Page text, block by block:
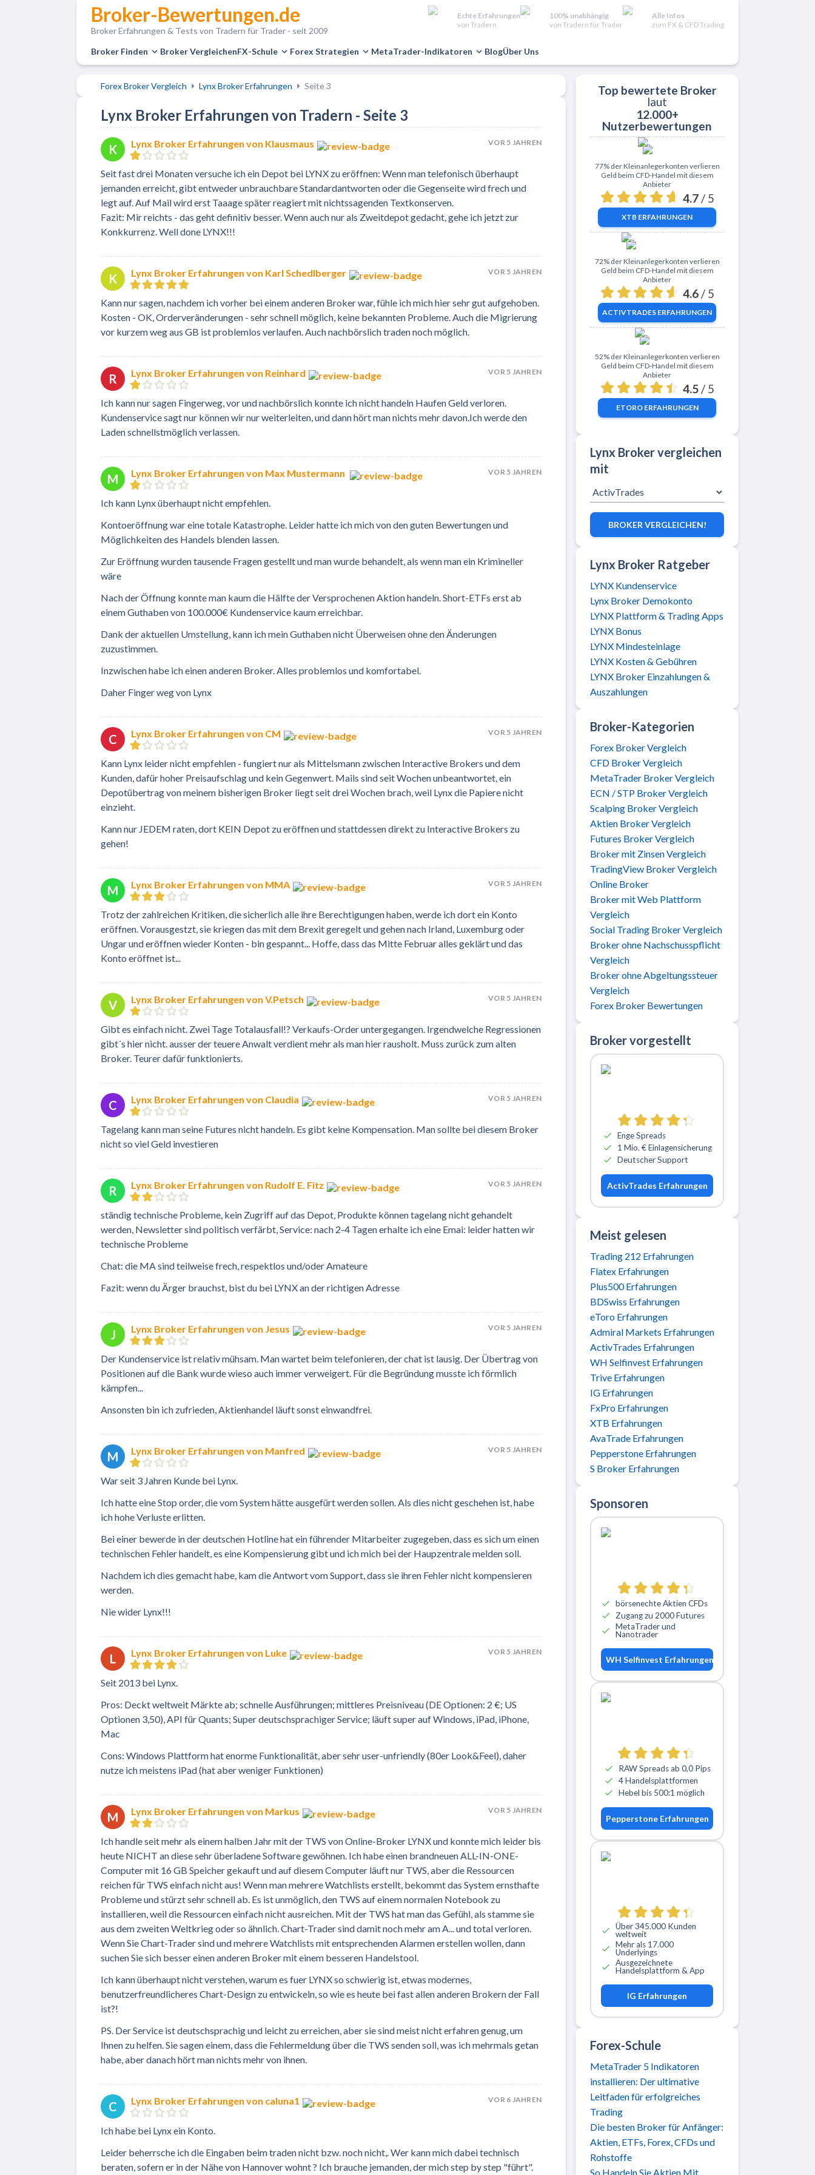
Broker-Bewertungen.de
Broker Erfahrungen & Tests von Tradern für Trader - seit 2009
Echte Erfahrungen
von Tradern
100% unabhängig
von Tradern für Trader
Alle Infos
zum FX & CFD Trading
Broker Finden Broker VergleichenFX-Schule Forex Strategien MetaTrader-Indikatoren BlogÜber Uns
Forex Broker Vergleich Lynx Broker Erfahrungen Seite 3
Lynx Broker Erfahrungen von Tradern - Seite 3
K Lynx Broker Erfahrungen von Klausmaus VOR 5 JAHREN
Seit fast drei Monaten versuche ich ein Depot bei LYNX zu eröffnen: Wenn man telefonisch überhaupt
jemanden erreicht, gibt entweder unbrauchbare Standardantworten oder die Gegenseite wird frech und
legt auf. Auf Mail wird erst Taaage später reagiert mit nichtssagenden Textkonserven.
Fazit: Mir reichts - das geht definitiv besser. Wenn auch nur als Zweitdepot gedacht, gehe ich jetzt zur
Konkkurrenz. Well done LYNX!!!
K Lynx Broker Erfahrungen von Karl Schedlberger VOR 5 JAHREN
Kann nur sagen, nachdem ich vorher bei einem anderen Broker war, fühle ich mich hier sehr gut aufgehoben.
Kosten - OK, Orderveränderungen - sehr schnell möglich, keine bekannten Probleme. Auch die Migrierung
vor kurzem weg aus GB ist problemlos verlaufen. Auch nachbörslich traden noch möglich.
R Lynx Broker Erfahrungen von Reinhard VOR 5 JAHREN
Ich kann nur sagen Fingerweg, vor und nachbörslich konnte ich nicht handeln Haufen Geld verloren.
Kundenservice sagt nur können wir nur weiterleiten, und dann hört man nichts mehr davon.Ich werde den
Laden schnellstmöglich verlassen.
M Lynx Broker Erfahrungen von Max Mustermann VOR 5 JAHREN
Ich kann Lynx überhaupt nicht empfehlen.
Kontoeröffnung war eine totale Katastrophe. Leider hatte ich mich von den guten Bewertungen und
Möglichkeiten des Handels blenden lassen.
Zur Eröffnung wurden tausende Fragen gestellt und man wurde behandelt, als wenn man ein Krimineller
wäre
Nach der Öffnung konnte man kaum die Hälfte der Versprochenen Aktion handeln. Short-ETFs erst ab
einem Guthaben von 100.000€ Kundenservice kaum erreichbar.
Dank der aktuellen Umstellung, kann ich mein Guthaben nicht Überweisen ohne den Änderungen
zuzustimmen.
Inzwischen habe ich einen anderen Broker. Alles problemlos und komfortabel.
Daher Finger weg von Lynx
C Lynx Broker Erfahrungen von CM VOR 5 JAHREN
Kann Lynx leider nicht empfehlen - fungiert nur als Mittelsmann zwischen Interactive Brokers und dem
Kunden, dafür hoher Preisaufschlag und kein Gegenwert. Mails sind seit Wochen unbeantwortet, ein
Depotübertrag von meinem bisherigen Broker liegt seit drei Wochen brach, weil Lynx die Papiere nicht
einzieht.
Kann nur JEDEM raten, dort KEIN Depot zu eröffnen und stattdessen direkt zu Interactive Brokers zu
gehen!
M Lynx Broker Erfahrungen von MMA VOR 5 JAHREN
Trotz der zahlreichen Kritiken, die sicherlich alle ihre Berechtigungen haben, werde ich dort ein Konto
eröffnen. Vorausgestzt, sie kriegen das mit dem Brexit geregelt und gehen nach Irland, Luxemburg oder
Ungar und eröffnen wieder Konten - bin gespannt... Hoffe, dass das Mitte Februar alles geklärt und das
Konto eröffnet ist...
V Lynx Broker Erfahrungen von V.Petsch VOR 5 JAHREN
Gibt es einfach nicht. Zwei Tage Totalausfall!? Verkaufs-Order untergegangen. Irgendwelche Regressionen
gibt´s hier nicht. ausser der teuere Anwalt verdient mehr als man hier rausholt. Muss zurück zum alten
Broker. Teurer dafür funktionierts.
C Lynx Broker Erfahrungen von Claudia VOR 5 JAHREN
Tagelang kann man seine Futures nicht handeln. Es gibt keine Kompensation. Man sollte bei diesem Broker
nicht so viel Geld investieren
R Lynx Broker Erfahrungen von Rudolf E. Fitz VOR 5 JAHREN
ständig technische Probleme, kein Zugriff auf das Depot, Produkte können tagelang nicht gehandelt
werden, Newsletter sind politisch verfärbt, Service: nach 2-4 Tagen erhalte ich eine Emai: leider hatten wir
technische Probleme
Chat: die MA sind teilweise frech, respektlos und/oder Amateure
Fazit: wenn du Ärger brauchst, bist du bei LYNX an der richtigen Adresse
J Lynx Broker Erfahrungen von Jesus VOR 5 JAHREN
Der Kundenservice ist relativ mühsam. Man wartet beim telefonieren, der chat ist lausig. Der Übertrag von
Positionen auf die Bank wurde wieso auch immer verweigert. Für die Begründung musste ich förmlich
kämpfen...
Ansonsten bin ich zufrieden, Aktienhandel läuft sonst einwandfrei.
M Lynx Broker Erfahrungen von Manfred VOR 5 JAHREN
War seit 3 Jahren Kunde bei Lynx.
Ich hatte eine Stop order, die vom System hätte ausgefürt werden sollen. Als dies nicht geschehen ist, habe
ich hohe Verluste erlitten.
Bei einer bewerde in der deutschen Hotline hat ein führender Mitarbeiter zugegeben, dass es sich um einen
technischen Fehler handelt, es eine Kompensierung gibt und ich mich bei der Haupzentrale melden soll.
Nachdem ich dies gemacht habe, kam die Antwort vom Support, dass sie ihren Fehler nicht kompensieren
werden.
Nie wider Lynx!!!
L Lynx Broker Erfahrungen von Luke VOR 5 JAHREN
Seit 2013 bei Lynx.
Pros: Deckt weltweit Märkte ab; schnelle Ausführungen; mittleres Preisniveau (DE Optionen: 2 €; US
Optionen 3,50), API für Quants; Super deutschsprachiger Service; läuft super auf Windows, iPad, iPhone,
Mac
Cons: Windows Plattform hat enorme Funktionalität, aber sehr user-unfriendly (80er Look&Feel), daher
nutze ich meistens iPad (hat aber weniger Funktionen)
M Lynx Broker Erfahrungen von Markus VOR 5 JAHREN
Ich handle seit mehr als einem halben Jahr mit der TWS von Online-Broker LYNX und konnte mich leider bis
heute NICHT an diese sehr überladene Software gewöhnen. Ich habe einen brandneuen ALL-IN-ONE-
Computer mit 16 GB Speicher gekauft und auf diesem Computer läuft nur TWS, aber die Ressourcen
reichen für TWS einfach nicht aus! Wenn man mehrere Watchlists erstellt, bekommt das System ernsthafte
Probleme und stürzt sehr schnell ab. Es ist unmöglich, den TWS auf einem normalen Notebook zu
installieren, weil die Ressourcen einfach nicht ausreichen. Mit der TWS hat man das Gefühl, als stamme sie
aus dem zweiten Weltkrieg oder so ähnlich. Chart-Trader sind damit noch mehr am A... und total verloren.
Wenn Sie Chart-Trader sind und mehrere Watchlists mit entsprechenden Alarmen erstellen wollen, dann
suchen Sie sich besser einen anderen Broker mit einem besseren Handelstool.
Ich kann überhaupt nicht verstehen, warum es fuer LYNX so schwierig ist, etwas modernes,
benutzerfreundlicheres Chart-Design zu entwickeln, so wie es heute bei fast allen anderen Brokern der Fall
ist?!
PS. Der Service ist deutschsprachig und leicht zu erreichen, aber sie sind meist nicht erfahren genug, um
Ihnen zu helfen. Sie sagen einem, dass die Fehlermeldung über die TWS senden soll, was ich mehrmals getan
habe, aber danach hört man nichts mehr von ihnen.
C Lynx Broker Erfahrungen von caluna1 VOR 6 JAHREN
Ich habe bei Lynx ein Konto.
Leider beherrsche ich die Eingaben beim traden nicht bzw. noch nicht,. Wer kann mich dabei technisch
beraten, sofern er in der Nähe von Hannover wohnt ? Ich brauche jemanden, der mich step by step "führt".
Top bewertete Broker
laut
12.000+
Nutzerbewertungen
Zu XTB
77% der Kleinanlegerkonten verlieren
Geld beim CFD-Handel mit diesem
Anbieter
4.7 / 5
XTB ERFAHRUNGEN
Zu ActivTrades
72% der Kleinanlegerkonten verlieren
Geld beim CFD-Handel mit diesem
Anbieter
4.6 / 5
ACTIVTRADES ERFAHRUNGEN
Zu eToro
52% der Kleinanlegerkonten verlieren
Geld beim CFD-Handel mit diesem
Anbieter
4.5 / 5
ETOROERFAHRUNGEN
Lynx Broker vergleichen
mit
BROKER VERGLEICHEN!
Lynx Broker Ratgeber
LYNX Kundenservice
Lynx Broker Demokonto
LYNX Plattform & Trading Apps
LYNX Bonus
LYNX Mindesteinlage
LYNX Kosten & Gebühren
LYNX Broker Einzahlungen &
Auszahlungen
Broker-Kategorien
Forex Broker Vergleich
CFD Broker Vergleich
MetaTrader Broker Vergleich
ECN / STP Broker Vergleich
Scalping Broker Vergleich
Aktien Broker Vergleich
Futures Broker Vergleich
Broker mit Zinsen Vergleich
TradingView Broker Vergleich
Online Broker
Broker mit Web Plattform
Vergleich
Social Trading Broker Vergleich
Broker ohne Nachschusspflicht
Vergleich
Broker ohne Abgeltungssteuer
Vergleich
Forex Broker Bewertungen
Broker vorgestellt
Enge Spreads
1 Mio. € Einlagensicherung
Deutscher Support
ActivTrades Erfahrungen
Meist gelesen
Trading 212 Erfahrungen
Flatex Erfahrungen
Plus500 Erfahrungen
BDSwiss Erfahrungen
eToro Erfahrungen
Admiral Markets Erfahrungen
ActivTrades Erfahrungen
WH Selfinvest Erfahrungen
Trive Erfahrungen
IG Erfahrungen
FxPro Erfahrungen
XTB Erfahrungen
AvaTrade Erfahrungen
Pepperstone Erfahrungen
S Broker Erfahrungen
Sponsoren
börsenechte Aktien CFDs
Zugang zu 2000 Futures
MetaTrader und
Nanotrader
WH Selfinvest Erfahrungen
RAW Spreads ab 0,0 Pips
4 Handelsplattformen
Hebel bis 500:1 möglich
Pepperstone Erfahrungen
Über 345.000 Kunden
weltweit
Mehr als 17.000
Underlyings
Ausgezeichnete
Handelsplattform & App
IG Erfahrungen
Forex-Schule
MetaTrader 5 Indikatoren
installieren: Der ultimative
Leitfaden für erfolgreiches
Trading
Die besten Broker für Anfänger:
Aktien, ETFs, Forex, CFDs und
Rohstoffe
So Handeln Sie Aktien Mit